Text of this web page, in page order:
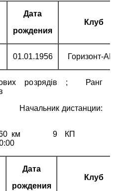
Дата
рождения
Клуб
01.01.1956 Горизонт-
розрядів ; Ранг
Начальник дистанции:
2.560 км 9 КП
Дата
рождения
Клуб